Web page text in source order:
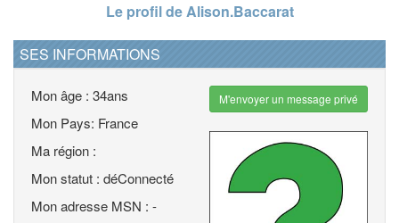
Le profil de Alison.Baccarat
SES INFORMATIONS
Mon âge : 34ans
Mon Pays: France
Ma région :
Mon statut : déConnecté
Mon adresse MSN : -
M'envoyer un message privé